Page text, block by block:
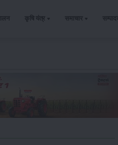
कृषि यंत्र समाचार